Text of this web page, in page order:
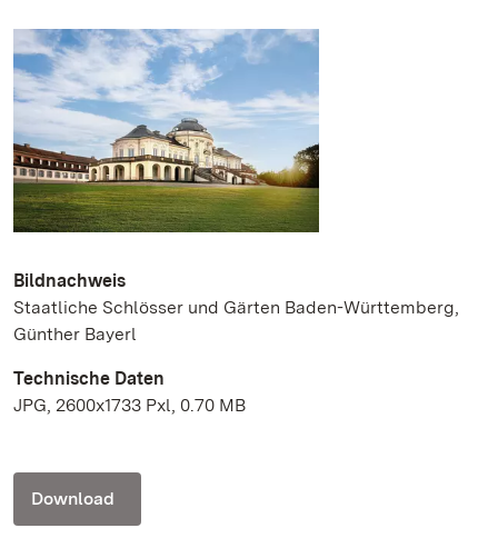
Bildnachweis
Staatliche Schlösser und Gärten Baden-Württemberg,
Günther Bayerl
Technische Daten
JPG, 2600x1733 Pxl, 0.70 MB
Download